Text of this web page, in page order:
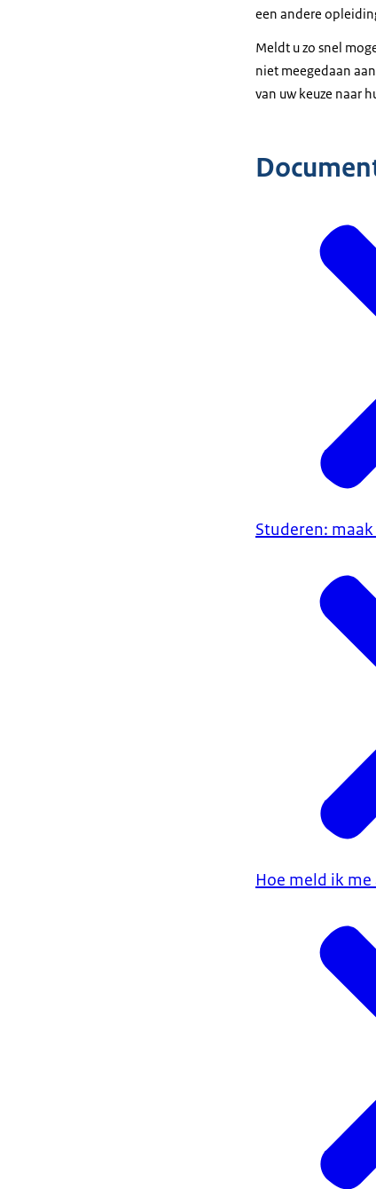
een andere
Meldt u zo snel
niet meegedaan
van uw keuze naar
Studeren:
Hoe meld ik